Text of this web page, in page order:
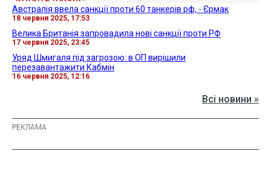
Австралія ввела санкції проти 60 танкерів рф, - Єрмак
18 червня 2025, 17:53
Велика Британія запровадила нові санкції проти РФ
17 червня 2025, 23:45
Уряд Шмигаля під загрозою: в ОП вирішили
перезавантажити Кабмін
16 червня 2025, 12:16
Всі новини »